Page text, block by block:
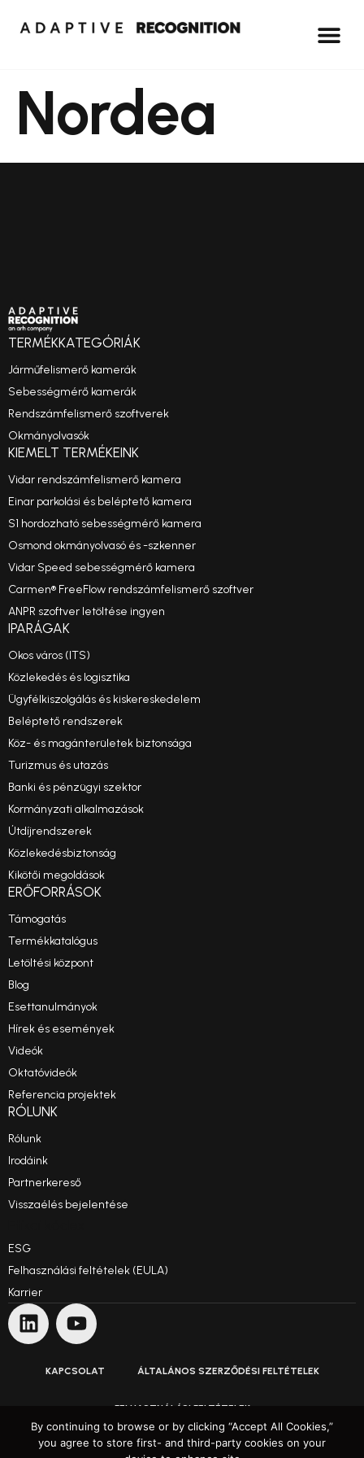
Nordea
TERMÉKKATEGÓRIÁK
Járműfelismerő kamerák
Sebességmérő kamerák
Rendszámfelismerő szoftverek
Okmányolvasók
KIEMELT TERMÉKEINK
Vidar rendszámfelismerő kamera
Einar parkolási és beléptető kamera
S1 hordozható sebességmérő kamera
Osmond okmányolvasó és -szkenner
Vidar Speed sebességmérő kamera
Carmen® FreeFlow rendszámfelismerő szoftver
ANPR szoftver letöltése ingyen
IPARÁGAK
Okos város (ITS)
Közlekedés és logisztika
Ügyfélkiszolgálás és kiskereskedelem
Beléptető rendszerek
Köz- és magánterületek biztonsága
Turizmus és utazás
Banki és pénzügyi szektor
Kormányzati alkalmazások
Útdíjrendszerek
Közlekedésbiztonság
Kikötői megoldások
ERŐFORRÁSOK
Támogatás
Termékkatalógus
Letöltési központ
Blog
Esettanulmányok
Hírek és események
Videók
Oktatóvideók
Referencia projektek
RÓLUNK
Rólunk
Irodáink
Partnerkereső
Visszaélés bejelentése
ESG
Felhasználási feltételek (EULA)
Karrier
KAPCSOLAT ÁLTALÁNOS SZERZŐDÉSI FELTÉTELEK
FELHASZNÁLÁSI FELTÉTELEK
ADATVÉDELMI NYILATKOZAT
By continuing to browse or by clicking “Accept All Cookies,”
you agree to store first- and third-party cookies on your